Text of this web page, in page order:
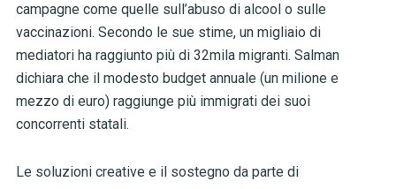
campagne come quelle sull’abuso di alcool o sulle
vaccinazioni. Secondo le sue stime, un migliaio di
mediatori ha raggiunto più di 32mila migranti. Salman
dichiara che il modesto budget annuale (un milione e
mezzo di euro) raggiunge più immigrati dei suoi
concorrenti statali.
Le soluzioni creative e il sostegno da parte di